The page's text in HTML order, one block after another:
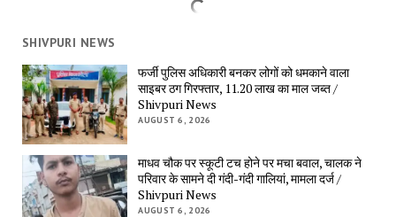
SHIVPURI NEWS
फर्जी पुलिस अधिकारी बनकर लोगों को धमकाने वाला
साइबर ठग गिरफ्तार, 11.20 लाख का माल जब्त /
Shivpuri News
AUGUST 6, 2026
माधव चौक पर स्कूटी टच होने पर मचा बवाल, चालक ने
परिवार के सामने दी गंदी-गंदी गालियां, मामला दर्ज /
Shivpuri News
AUGUST 6, 2026